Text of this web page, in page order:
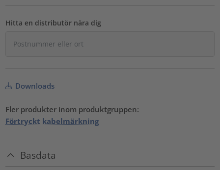
Hitta en distributör nära dig
Downloads
Fler produkter inom produktgruppen:
Förtryckt kabelmärkning
Basdata